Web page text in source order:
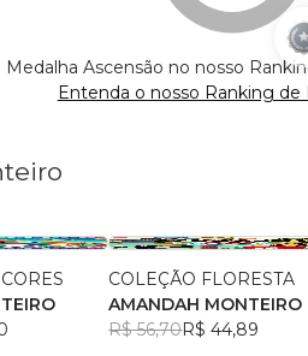
Ascensão no nosso
Entenda o nosso Ranking de
COLEÇÃO FLORESTA
AMANDAH MONTEIRO
R$ 56,70R$ 44,89